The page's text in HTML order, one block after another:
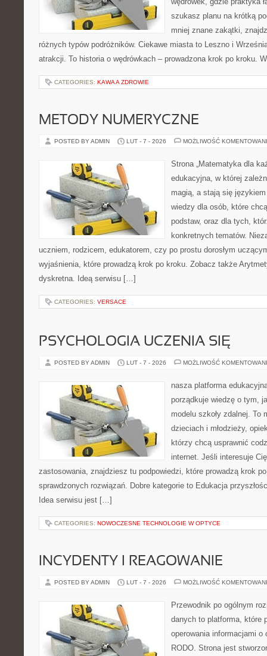
szukasz planu na krótką
mniej znane zakątki,
różnych typów podróżników. Ciekawe miasta to Leszno i
atrakcji. To historia o wędrówkach – prowadzona krok po kroku.
CATEGORIES: KAWA A ZDROWIE
METODY NUMERYCZNE
POSTED BY ADMIN LUT - 7 - 2026 MOŻLIWOŚĆ
Strona „Matematyka dla
edukacyjna, w której
magią, a stają się
wiedzy dla osób, które
podstaw, oraz dla tych,
konkretnych tematów.
uczniem, rodzicem, edukatorem, czy po prostu dorosłym
wyjaśnienia, które prowadzą krok po kroku. Zobacz także
dyskretna. Ideą serwisu […]
CATEGORIES: VERSACE
PSYCHOLOGIA UCZENIA SIĘ
POSTED BY ADMIN LUT - 7 - 2026 MOŻLIWOŚĆ
nasza platforma
porządkuje wiedzę o tym,
modelu szkoły zdalnej. To
dzieciach i młodzieży,
którzy chcą usprawnić
internet. Jeśli interesuje
zastosowania, znajdziesz tu podpowiedzi, które prowadzą krok
sprawdzonych rozwiązań. Dobre kategorie to Edukacja
Idea serwisu jest […]
CATEGORIES: NOWOCZESNE TECHNOLOGIE W OPTYCE
INCYDENTY I REAGOWANIE
POSTED BY ADMIN LUT - 7 - 2026 MOŻLIWOŚĆ
Przewodnik po ogólnym
danych to platforma, które
operowania informacjami o
RODO. Strona jest